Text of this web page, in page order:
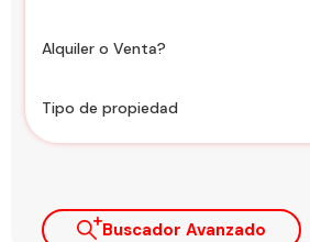
Alquiler o Venta?
Tipo de propiedad
Buscador Avanzado